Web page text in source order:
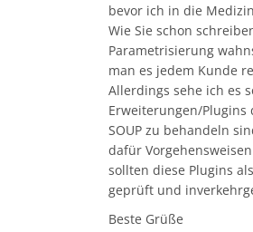
bevor ich in die
Wie Sie schon
Parametrisierung
man es jedem Kunde
Allerdings sehe ich es
Erweiterungen/Plugins
SOUP zu behandeln
dafür
sollten diese Plugins
geprüft und
Beste Grüße